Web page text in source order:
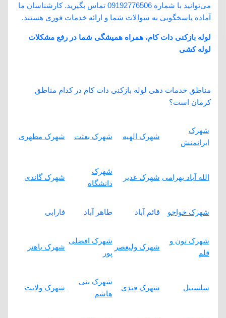
می‌توانید با شماره 09192776506 تماس بگیرید. کارشناسان ما
آماده پاسخگویی به سوالات شما و ارائه خدمات فوری هستند.
لوله بازکنی دات کام، همراه همیشگی شما در رفع مشکلات
لوله ‌کشی
مناطق خدمات دهی لوله بازکنی دات کام در کدام مناطق
کرمان است؟
شهرک
ایرانمنش
شهرک الهیه شهرک بعثت شهرک مطهری
الله آباد بهرامی شهرک غدیر
شهرک
دانشگاه
شهرک گاندی
شهرک خواجو قائم آباد طاهر آباد فارابی
شهرک نون و
قلم
شهرک ولیعصر
شهرک افضلی
پور
شهرک باهنر
سلسبیل شهرک قندی
شهرک بنی
هاشم
شهرک ولایت